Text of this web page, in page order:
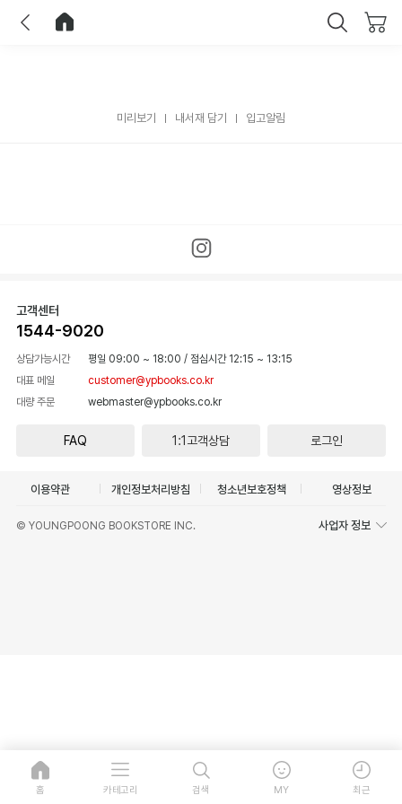
미리보기 내서재 담기 입고알림
고객센터
1544-9020
상담가능시간 평일 09:00 ~ 18:00 / 점심시간 12:15 ~ 13:15
대표 메일
customer@ypbooks.co.kr
대량 주문
webmaster@ypbooks.co.kr
FAQ 1:1고객상담 로그인
이용약관 개인정보처리방침 청소년보호정책 영상정보
© YOUNGPOONG BOOKSTORE INC. 사업자 정보
홈 카테고리 검색 MY 최근